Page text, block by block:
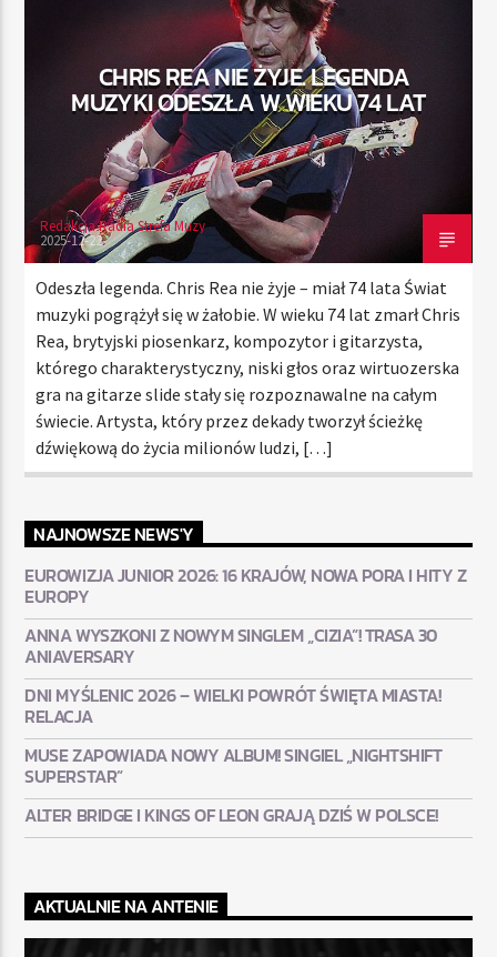
RADIO STREFA MUZY
00:00 24:00
CHRIS REA NIE ŻYJE. LEGENDA
MUZYKI ODESZŁA W WIEKU 74 LAT
Redakcja Radia Strefa Muzy
2025-12-22
Odeszła legenda. Chris Rea nie żyje – miał 74 lata Świat
muzyki pogrążył się w żałobie. W wieku 74 lat zmarł Chris
Rea, brytyjski piosenkarz, kompozytor i gitarzysta,
którego charakterystyczny, niski głos oraz wirtuozerska
gra na gitarze slide stały się rozpoznawalne na całym
świecie. Artysta, który przez dekady tworzył ścieżkę
dźwiękową do życia milionów ludzi, […]
NAJNOWSZE NEWS'Y
EUROWIZJA JUNIOR 2026: 16 KRAJÓW, NOWA PORA I HITY Z
EUROPY
ANNA WYSZKONI Z NOWYM SINGLEM „CIZIA”! TRASA 30
ANIAVERSARY
DNI MYŚLENIC 2026 – WIELKI POWRÓT ŚWIĘTA MIASTA!
RELACJA
MUSE ZAPOWIADA NOWY ALBUM! SINGIEL „NIGHTSHIFT
SUPERSTAR”
ALTER BRIDGE I KINGS OF LEON GRAJĄ DZIŚ W POLSCE!
AKTUALNIE NA ANTENIE